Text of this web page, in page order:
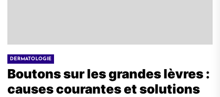
DERMATOLOGIE
Boutons sur les grandes lèvres :
causes courantes et solutions